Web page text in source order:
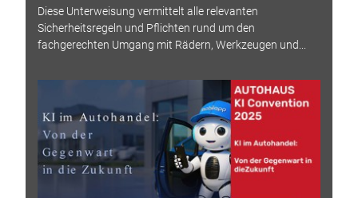
Diese Unterweisung vermittelt alle relevanten
Sicherheitsregeln und Pflichten rund um den
fachgerechten Umgang mit Rädern, Werkzeugen und...